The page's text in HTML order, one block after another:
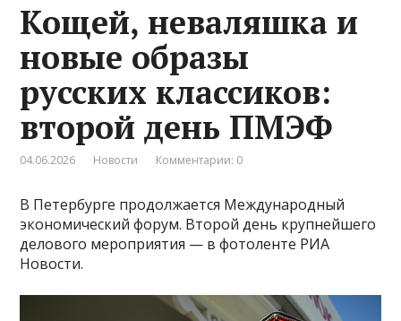
Кощей, неваляшка и
новые образы
русских классиков:
второй день ПМЭФ
04.06.2026 Новости Комментарии: 0
В Петербурге продолжается Международный
экономический форум. Второй день крупнейшего
делового мероприятия — в фотоленте РИА
Новости.